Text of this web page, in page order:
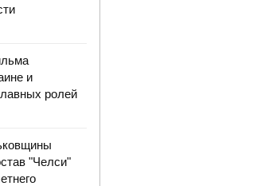
и
ролей
"Челси"